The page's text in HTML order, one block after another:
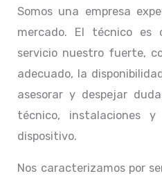
Somos una empresa
mercado. El técnico es
servicio nuestro fuerte,
adecuado, la
asesorar y despejar
técnico, instalaciones
dispositivo.
Nos caracterizamos por